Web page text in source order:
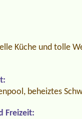
Küche und tolle
beheiztes
Freizeit: